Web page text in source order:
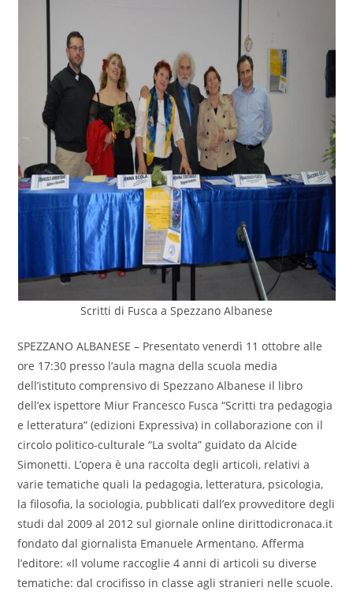
Scritti di Fusca a Spezzano Albanese
SPEZZANO ALBANESE – Presentato venerdì 11 ottobre alle
ore 17:30 presso l’aula magna della scuola media
dell’istituto comprensivo di Spezzano Albanese il libro
dell’ex ispettore Miur Francesco Fusca “Scritti tra pedagogia
e letteratura” (edizioni Expressiva) in collaborazione con il
circolo politico-culturale “La svolta” guidato da Alcide
Simonetti. L’opera è una raccolta degli articoli, relativi a
varie tematiche quali la pedagogia, letteratura, psicologia,
la filosofia, la sociologia, pubblicati dall’ex provveditore degli
studi dal 2009 al 2012 sul giornale online dirittodicronaca.it
fondato dal giornalista Emanuele Armentano. Afferma
l’editore: «Il volume raccoglie 4 anni di articoli su diverse
tematiche: dal crocifisso in classe agli stranieri nelle scuole.